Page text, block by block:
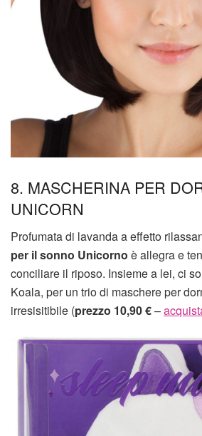
8. MASCHERINA PER
UNICORN
Profumata di lavanda a effetto
per il sonno Unicorno è allegra e
conciliare il riposo. Insieme a lei, ci
Koala, per un trio di maschere per
irresisitibile (prezzo 10,90 €–